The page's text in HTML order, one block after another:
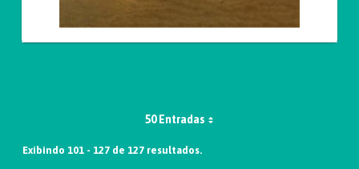
50 Entradas
Exibindo 101 - 127 de 127 resultados.